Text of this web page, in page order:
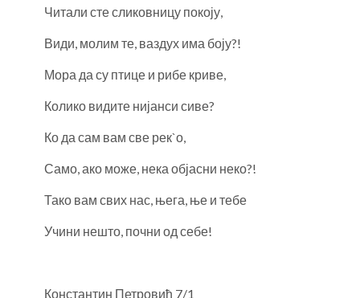
Читали сте сликовницу покоју,
Види, молим те, ваздух има боју?!
Мора да су птице и рибе криве,
Колико видите нијанси сиве?
Ко да сам вам све рек`о,
Само, ако може, нека објасни неко?!
Тако вам свих нас, њега, ње и тебе
Учини нешто, почни од себе!
Константин Петровић 7/1